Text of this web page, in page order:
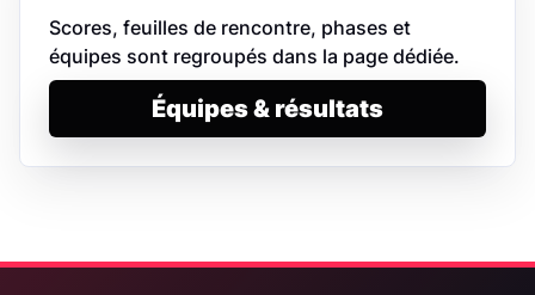
Scores, feuilles de rencontre, phases et
équipes sont regroupés dans la page dédiée.
Équipes & résultats